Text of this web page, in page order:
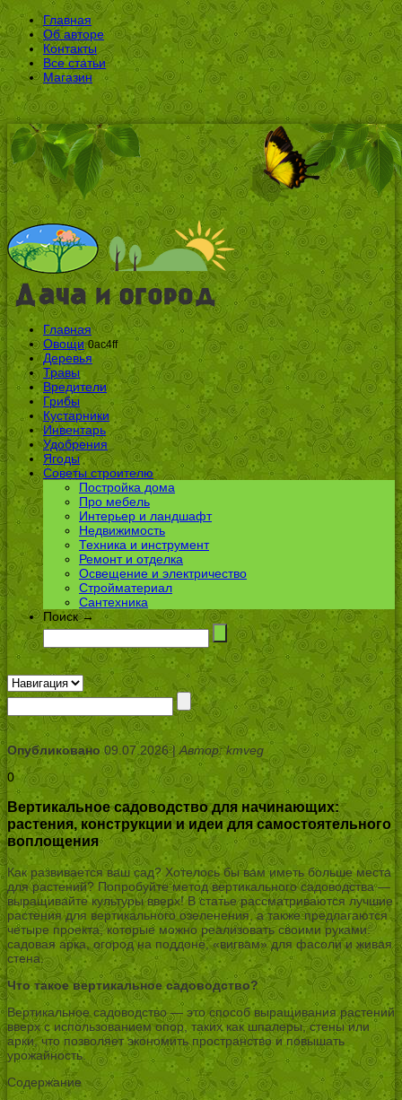
Главная
Об авторе
Контакты
Все статьи
Магазин
Главная
Овощи 0ac4ff
Деревья
Травы
Вредители
Грибы
Кустарники
Инвентарь
Удобрения
Ягоды
Советы строителю
Постройка дома
Про мебель
Интерьер и ландшафт
Недвижимость
Техника и инструмент
Ремонт и отделка
Освещение и электричество
Стройматериал
Сантехника
Поиск →
Опубликовано09.07.2026 |Автор: kmveg
0
Вертикальное садоводство для начинающих:
растения, конструкции и идеи для самостоятельного
воплощения
Как развивается ваш сад? Хотелось бы вам иметь больше места
для растений? Попробуйте метод вертикального садоводства —
выращивайте культуры вверх! В статье рассматриваются лучшие
растения для вертикального озеленения, а также предлагаются
четыре проекта, которые можно реализовать своими руками:
садовая арка, огород на поддоне, «вигвам» для фасоли и живая
стена.
Что такое вертикальное садоводство?
Вертикальное садоводство — это способ выращивания растений
вверх с использованием опор, таких как шпалеры, стены или
арки, что позволяет экономить пространство и повышать
урожайность.
Содержание